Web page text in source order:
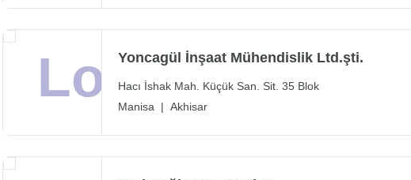
Yoncagül İnşaat Mühendislik Ltd.şti.
Hacı İshak Mah. Küçük San. Sit. 35 Blok
Manisa | Akhisar